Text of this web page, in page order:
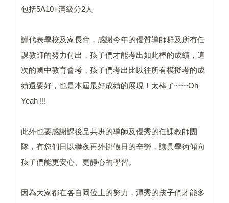
包括5A10+滿級分2人
謹代表學校及家長會，感謝今年的優質導師群及所有任
課教師的努力付出，孩子們才能考出如此棒的成績，這
次的國中教育會考，孩子們考出比以往所有模擬考的成
績還要好，也是本屆最好成績的展現！太棒了~~~Oh
Yeah !!!
此外也要感謝課後品共班的導師及優秀的任課教師團
隊，有您們日以繼夜再外掛假日的辛勞，讓具學術傾向
孩子們能更安心、更靜心的學習。
因為大家都在各自岡位上的努力，潭秀的孩子們才能多